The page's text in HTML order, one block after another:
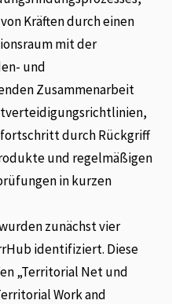
Kräften durch einen
mit der
und
Zusammenarbeit
durch Rückgriff
und regelmäßigen
in kurzen
zunächst vier
identifiziert. Diese
„Territorial Net und
Work and